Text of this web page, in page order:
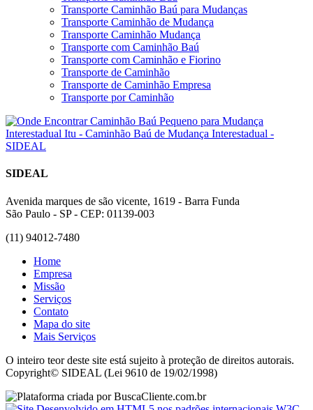
Transporte Caminhão Baú para Mudanças
Transporte Caminhão de Mudança
Transporte Caminhão Mudança
Transporte com Caminhão Baú
Transporte com Caminhão e Fiorino
Transporte de Caminhão
Transporte de Caminhão Empresa
Transporte por Caminhão
SIDEAL
Avenida marques de são vicente, 1619 - Barra Funda
São Paulo - SP - CEP: 01139-003
(11) 94012-7480
Home
Empresa
Missão
Serviços
Contato
Mapa do site
Mais Serviços
O inteiro teor deste site está sujeito à proteção de direitos autorais.
Copyright© SIDEAL (Lei 9610 de 19/02/1998)